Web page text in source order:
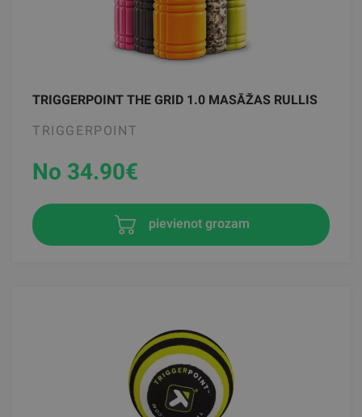
TRIGGERPOINT THE GRID 1.0 MASĀŽAS RULLIS
TRIGGERPOINT
No 34.90€
pievienot grozam